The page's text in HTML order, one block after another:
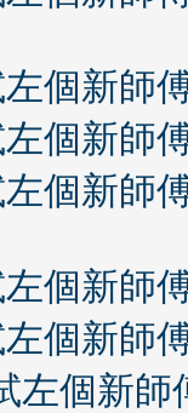
個新師
個新師
個新師
個新師
個新師
左個新師